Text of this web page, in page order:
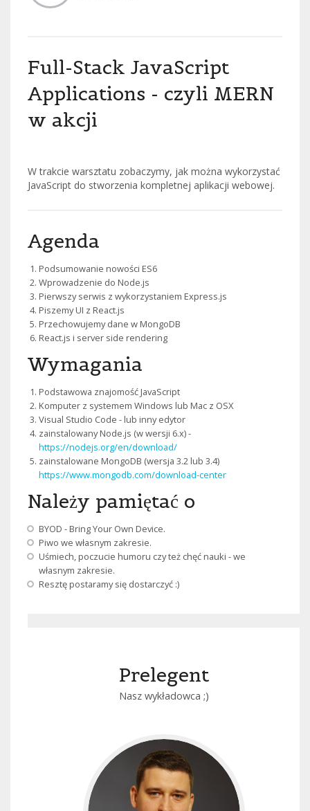
Full-Stack JavaScript
Applications - czyli MERN
w akcji
W trakcie warsztatu zobaczymy, jak można wykorzystać
JavaScript do stworzenia kompletnej aplikacji webowej.
Agenda
Podsumowanie nowości ES6
Wprowadzenie do Node.js
Pierwszy serwis z wykorzystaniem Express.js
Piszemy UI z React.js
Przechowujemy dane w MongoDB
React.js i server side rendering
Wymagania
Podstawowa znajomość JavaScript
Komputer z systemem Windows lub Mac z OSX
Visual Studio Code - lub inny edytor
zainstalowany Node.js (w wersji 6.x) -
https://nodejs.org/en/download/
zainstalowane MongoDB (wersja 3.2 lub 3.4)
https://www.mongodb.com/download-center
Należy pamiętać o
BYOD - Bring Your Own Device.
Piwo we własnym zakresie.
Uśmiech, poczucie humoru czy też chęć nauki - we
własnym zakresie.
Resztę postaramy się dostarczyć :)
Prelegent
Nasz wykładowca ;)